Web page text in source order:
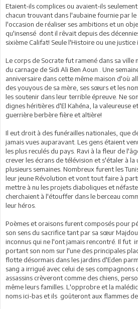
Etaient-ils complices ou avaient-ils
chacun trouvant dans l'aubaine fournie par
l'occasion de réaliser ses ambitions et un
qu'insensé dont il rêvait depuis des
sixième Califat! Seule l'Histoire ou une justice
Le corps de Socrate fut ramené dans sa ville
du carnage de Sidi Ali Ben Aoun . Une
anniversaire dans cette même maison d'où
des youyous de sa mère, ses sœurs et les
les soutenir dans leur terrible épreuve. Ne
dignes héritières d'El Kahéna, la valeureuse
guerrière berbère fière et altière!
Il eut droit à des funérailles nationales, que
jamais vues auparavant. Les gens étaient
les plus reculés du pays. Ravi à la fleur de
crever les écrans de télévision et s'étaler à
plusieurs semaines. Nombreux furent les
leur jeune Révolution et vont tout faire à
mettre à nu les projets diaboliques et
cherchaient à l'étouffer dans le berceau
leur héros.
Poèmes et oraisons furent composés pour
son sens du sacrifice tant par sa sœur
inconnus qui ne l'ont jamais rencontré. Il fut
portant son nom sur l'une des principales
flotte désormais dans les jardins d'Eden
sang a irrigué avec celui de ses
assassins crèveront comme des chiens,
même leurs familles. L'opprobre et la
noms ici-bas et ils goûteront aux flammes de